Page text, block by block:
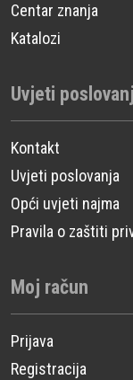
Centar znanja
Katalozi
Uvjeti
Kontakt
Uvjeti poslovanja
Opći uvjeti najma
Pravila o zaštiti
Moj račun
Prijava
Registracija